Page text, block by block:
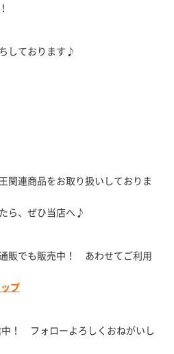
しております♪
関連商品をお取り扱いしておりま
ら、ぜひ当店へ♪
販でも販売中！ あわせてご利用
プ
！ フォローよろしくおねがいし